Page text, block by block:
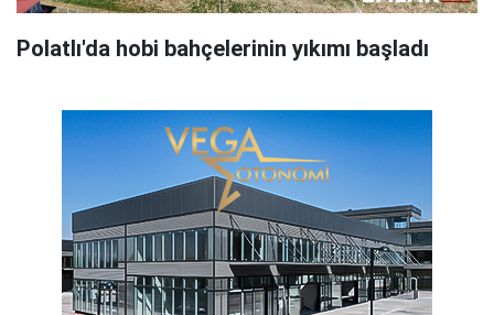
Polatlı'da hobi bahçelerinin yıkımı başladı